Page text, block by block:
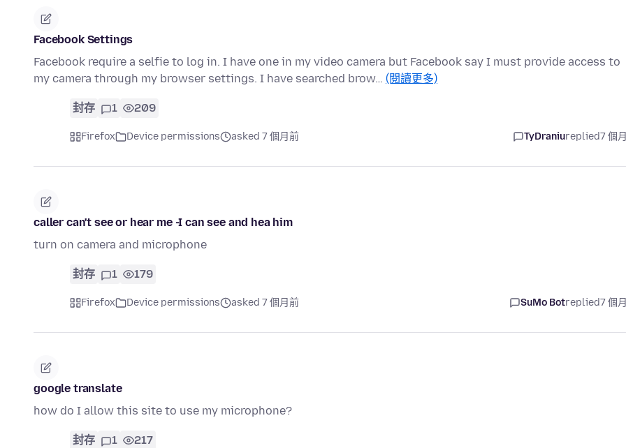
Facebook Settings
Facebook require a selfie to log in. I have one in my video camera but Facebook say I must provide access to
my camera through my browser settings. I have searched brow… (閱讀更多)
封存 1 209
Firefox Device permissions asked 7 個月前 TyDraniureplied7 個
caller can't see or hear me -I can see and hea him
turn on camera and microphone
封存 1 179
Firefox Device permissions asked 7 個月前 SuMo Botreplied7 個
google translate
how do I allow this site to use my microphone?
封存 1 217